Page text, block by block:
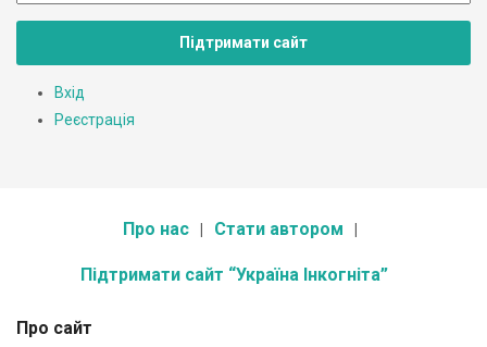
Підтримати сайт
Вхід
Реєстрація
Про нас Стати автором
Підтримати сайт “Україна Інкогніта”
Про сайт